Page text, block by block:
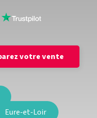
votre vente
Eure-et-Loir